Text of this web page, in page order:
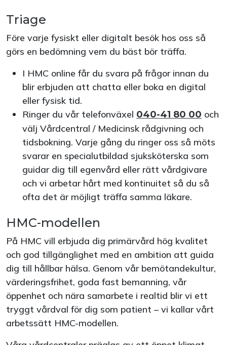
Triage
Före varje fysiskt eller digitalt besök hos oss så
görs en bedömning vem du bäst bör träffa.
I HMC online får du svara på frågor innan du
blir erbjuden att chatta eller boka en digital
eller fysisk tid.
Ringer du vår telefonväxel 040-41 80 00 och
välj Vårdcentral / Medicinsk rådgivning och
tidsbokning. Varje gång du ringer oss så möts
svarar en specialutbildad sjuksköterska som
guidar dig till egenvård eller rätt vårdgivare
och vi arbetar hårt med kontinuitet så du så
ofta det är möjligt träffa samma läkare.
HMC-modellen
På HMC vill erbjuda dig primärvård hög kvalitet
och god tillgänglighet med en ambition att guida
dig till hållbar hälsa. Genom vår bemötandekultur,
värderingsfrihet, goda fast bemanning, vår
öppenhet och nära samarbete i realtid blir vi ett
tryggt vårdval för dig som patient – vi kallar vårt
arbetssätt HMC-modellen.